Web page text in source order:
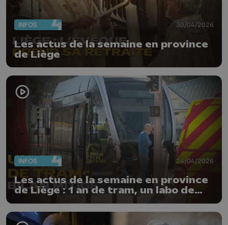
INFOS 30/04/2026
Les actus de la semaine en province
de Liège
INFOS 24/04/2026
Les actus de la semaine en province
de Liège : 1 an de tram, un labo de
Flèche Wallonne